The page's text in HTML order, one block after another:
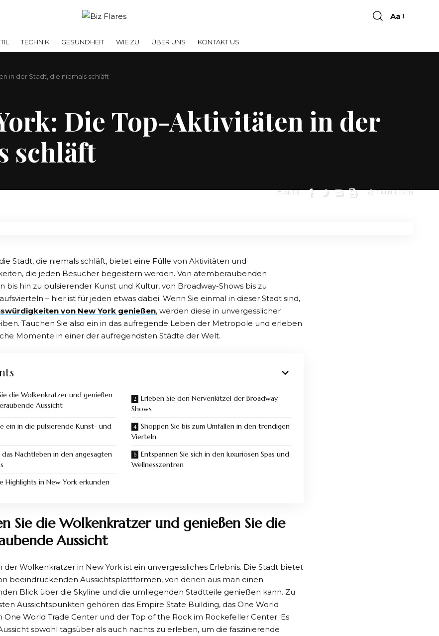
Aa
TECHNIK GESUNDHEIT WIE ZU ÜBER UNS KONTAKT US
in der Stadt, die niemals schläft
Die Top-Aktivitäten in der
schläft
AKTIE 7 MIN. LESEN
Stadt, die niemals schläft, bietet eine Fülle von Aktivitäten und
die jeden Besucher begeistern werden. Von atemberaubenden
bis hin zu pulsierender Kunst und Kultur, von Broadway-Shows bis zu
– hier ist für jeden etwas dabei. Wenn Sie einmal in dieser Stadt sind,
von New York genießen, werden diese in unvergesslicher
Tauchen Sie also ein in das aufregende Leben der Metropole und erleben
Momente in einer der aufregendsten Städte der Welt.
die Wolkenkratzer und genießen
Aussicht
Erleben Sie den Nervenkitzel der Broadway-
Shows
ein in die pulsierende Kunst- und
Shoppen Sie bis zum Umfallen in den trendigen
Vierteln
das Nachtleben in den angesagten
Entspannen Sie sich in den luxuriösen Spas und
Wellnesszentren
Highlights in New York erkunden
Sie die Wolkenkratzer und genießen Sie die
Aussicht
der Wolkenkratzer in New York ist ein unvergessliches Erlebnis. Die Stadt bietet
beeindruckenden Aussichtsplattformen, von denen aus man einen
Blick über die Skyline und die umliegenden Stadtteile genießen kann. Zu
Aussichtspunkten gehören das Empire State Building, das One World
One World Trade Center und der Top of the Rock im Rockefeller Center. Es
sowohl tagsüber als auch nachts zu erleben, um die faszinierende